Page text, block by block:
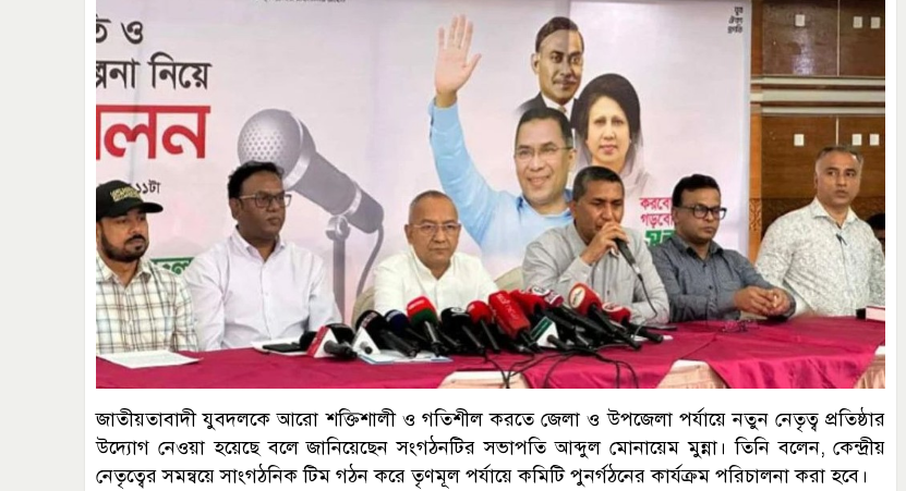
জাতীয়তাবাদী যুবদলকে আরো শক্তিশালী ও গতিশীল করতে জেলা ও উপজেলা পর্যায়ে নতুন নেতৃত্ব প্রতিষ্ঠার
উদ্যোগ নেওয়া হয়েছে বলে জানিয়েছেন সংগঠনটির সভাপতি আব্দুল মোনায়েম মুন্না। তিনি বলেন, কেন্দ্রীয়
নেতৃত্বের সমন্বয়ে সাংগঠনিক টিম গঠন করে তৃণমূল পর্যায়ে কমিটি পুনর্গঠনের কার্যক্রম পরিচালনা করা হবে।